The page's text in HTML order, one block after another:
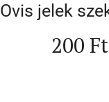
Ovis jelek
200Ft